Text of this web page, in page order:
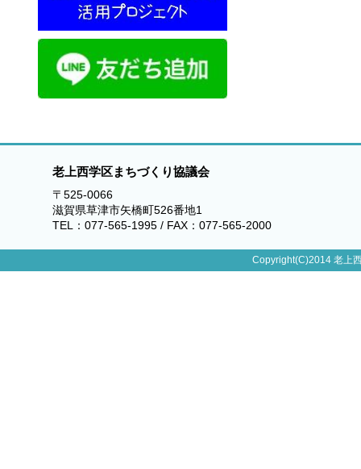
老上西学区まちづくり協議会
〒525-0066
滋賀県草津市矢橋町526番地1
TEL：077-565-1995 / FAX：077-565-2000
Copyright(C)2014 老上